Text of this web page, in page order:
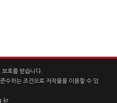
호를 받습니다.
수하는 조건으로 저작물을 이용할 수 있